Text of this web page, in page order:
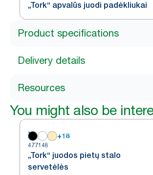
„Tork“ apvalūs juodi padėkliukai
Product specifications
Delivery details
Resources
You might also be
+18
477148
„Tork“ juodos pietų stalo
servetėlės